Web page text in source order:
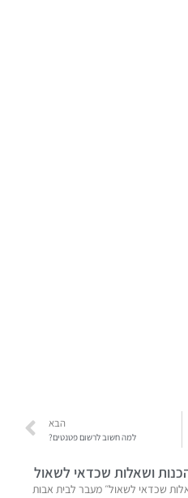
הבא
למה חשוב לרשום פטנטים?
ושאלות שכדאי לשאול
שכדאי לשאול״ מעבר לבית אבות